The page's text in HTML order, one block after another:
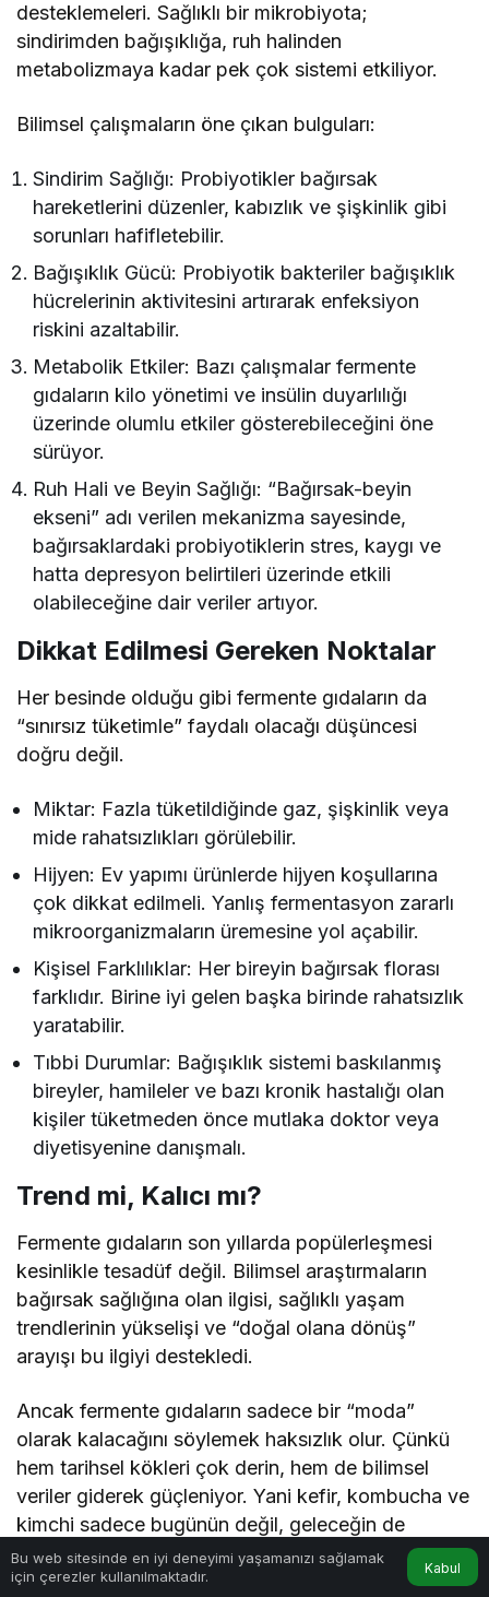
desteklemeleri. Sağlıklı bir mikrobiyota;
sindirimden bağışıklığa, ruh halinden
metabolizmaya kadar pek çok sistemi etkiliyor.
Bilimsel çalışmaların öne çıkan bulguları:
Sindirim Sağlığı: Probiyotikler bağırsak
hareketlerini düzenler, kabızlık ve şişkinlik gibi
sorunları hafifletebilir.
Bağışıklık Gücü: Probiyotik bakteriler bağışıklık
hücrelerinin aktivitesini artırarak enfeksiyon
riskini azaltabilir.
Metabolik Etkiler: Bazı çalışmalar fermente
gıdaların kilo yönetimi ve insülin duyarlılığı
üzerinde olumlu etkiler gösterebileceğini öne
sürüyor.
Ruh Hali ve Beyin Sağlığı: “Bağırsak-beyin
ekseni” adı verilen mekanizma sayesinde,
bağırsaklardaki probiyotiklerin stres, kaygı ve
hatta depresyon belirtileri üzerinde etkili
olabileceğine dair veriler artıyor.
Dikkat Edilmesi Gereken Noktalar
Her besinde olduğu gibi fermente gıdaların da
“sınırsız tüketimle” faydalı olacağı düşüncesi
doğru değil.
Miktar: Fazla tüketildiğinde gaz, şişkinlik veya
mide rahatsızlıkları görülebilir.
Hijyen: Ev yapımı ürünlerde hijyen koşullarına
çok dikkat edilmeli. Yanlış fermentasyon zararlı
mikroorganizmaların üremesine yol açabilir.
Kişisel Farklılıklar: Her bireyin bağırsak florası
farklıdır. Birine iyi gelen başka birinde rahatsızlık
yaratabilir.
Tıbbi Durumlar: Bağışıklık sistemi baskılanmış
bireyler, hamileler ve bazı kronik hastalığı olan
kişiler tüketmeden önce mutlaka doktor veya
diyetisyenine danışmalı.
Trend mi, Kalıcı mı?
Fermente gıdaların son yıllarda popülerleşmesi
kesinlikle tesadüf değil. Bilimsel araştırmaların
bağırsak sağlığına olan ilgisi, sağlıklı yaşam
trendlerinin yükselişi ve “doğal olana dönüş”
arayışı bu ilgiyi destekledi.
Ancak fermente gıdaların sadece bir “moda”
olarak kalacağını söylemek haksızlık olur. Çünkü
hem tarihsel kökleri çok derin, hem de bilimsel
veriler giderek güçleniyor. Yani kefir, kombucha ve
kimchi sadece bugünün değil, geleceğin de
sofralarında yerini alacak gibi görünüyor.
Bu web sitesinde en iyi deneyimi yaşamanızı sağlamak
için çerezler kullanılmaktadır.
Kabul